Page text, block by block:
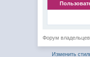
Форум
Изменить